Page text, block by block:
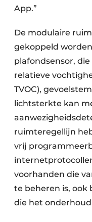
App.”
De modulaire
gekoppeld worden
plafondsensor,
relatieve
TVOC),
lichtsterkte kan
ruimteregellijn
vrij
voorhanden die
te beheren is, ook
die het onderhoud